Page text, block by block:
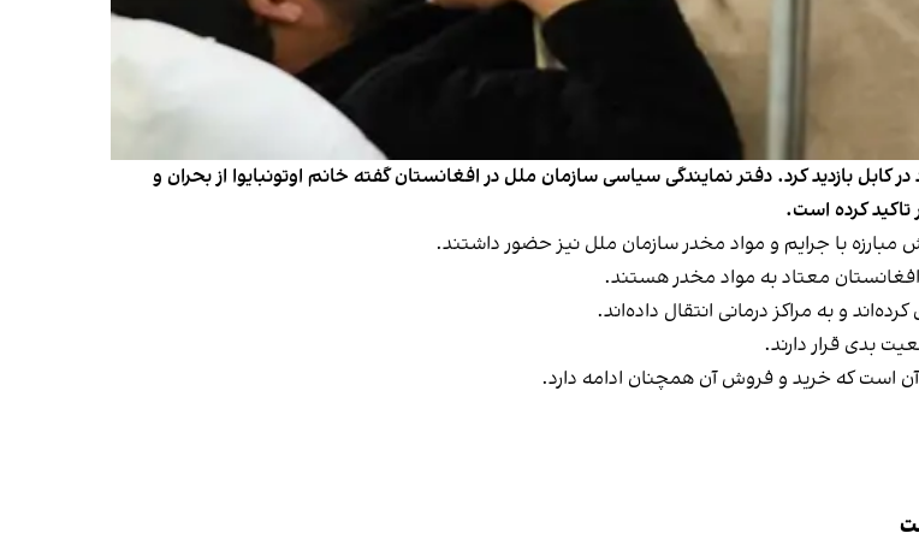
در کابل بازدید کرد. دفتر نمایندگی سیاسی سازمان ملل در افغانستان گفته خانم اوتونبایوا از بحران و
تاکید کرده است.
مبارزه با جرایم و مواد مخدر سازمان ملل نیز حضور داشتند.
و به مراکز درمانی انتقال داده‌اند.
بدی قرار دارند.
است که خرید و فروش آن همچنان ادامه دارد.